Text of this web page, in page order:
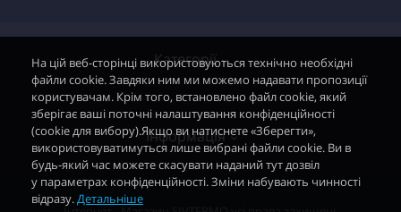
Категорії
Водонагрівачі електричні
Димохідні газові колонки
Димохідні газові котли і АОГВ
Інформація
На цій веб-сторінці використовуються технічно необхідні
файли cookie. Завдяки ним ми можемо надавати пропозиції
користувачам. Крім того, встановлено файл cookie, який
зберігає ваші поточні налаштування конфіденційності
(cookie для вибору).Якщо ви натиснете «Зберегти»,
використовуватимуться лише вибрані файли cookie. Ви в
будь-який час можете скасувати наданий тут дозвіл
у параметрах конфіденційності. Зміни набувають чинності
відразу.Детальніше